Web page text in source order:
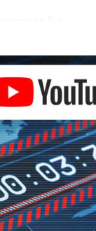
Sie
Helden: Sie
Zugang zu
sur-
in die Welt der
Outdoor